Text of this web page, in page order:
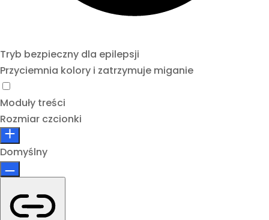
Tryb bezpieczny dla epilepsji
Przyciemnia kolory i zatrzymuje miganie
Moduły treści
Rozmiar czcionki
Domyślny